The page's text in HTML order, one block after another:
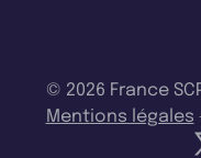
© 2026 France
Mentions légales